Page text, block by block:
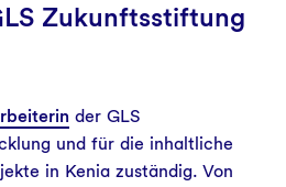
Zukunftsstiftung
der GLS
und für die inhaltliche
in Kenia zuständig. Von